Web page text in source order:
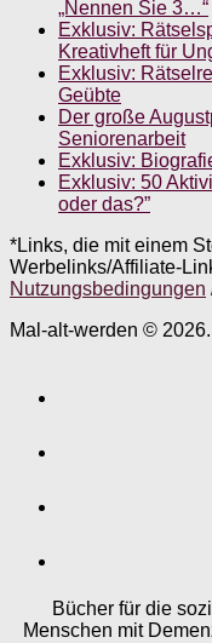
„Nennen Sie 3…“
Exklusiv:
Kreativheft für
Exklusiv:
Geübte
Der große
Seniorenarbeit
Exklusiv:
Exklusiv: 50
oder das?”
*Links, die mit einem
Werbelinks/Affiliate-
Nutzungsbedingungen
Mal-alt-werden ©
Bücher für die
Menschen mit